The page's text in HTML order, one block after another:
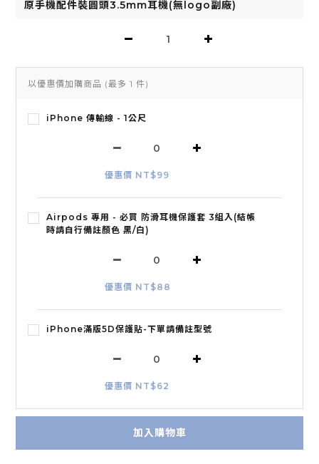
以優惠價加購商品 (最多 1 件)
iPhone 傳輸線 - 1公尺
優惠價 NT$99
Airpods 專用 - 必買 防滑耳機保護套 3組入(結帳
時請自行備註顏色 黑/白)
優惠價 NT$88
iPhone滿版5D保護貼-下單請備註型號
優惠價 NT$62
加入購物車